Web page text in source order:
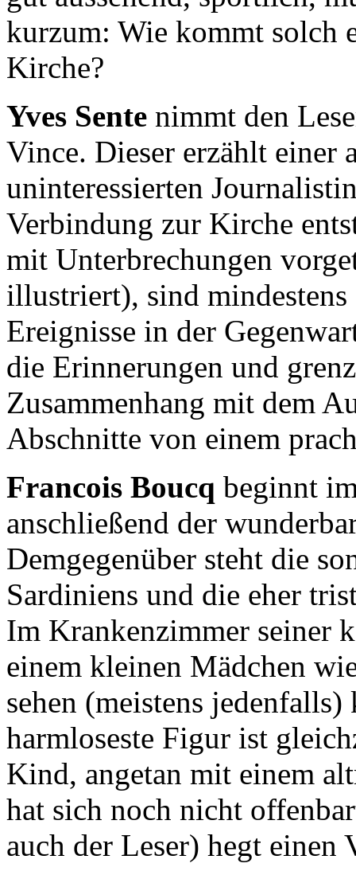
kurzum: Wie kommt solch
Kirche?
Yves Sente nimmt den
Vince. Dieser erzählt einer
uninteressierten
Verbindung zur Kirche
mit Unterbrechungen
illustriert), sind mindestens
Ereignisse in der
die Erinnerungen und
Zusammenhang mit dem
Abschnitte von einem
Francois Boucq beginnt
anschließend der
Demgegenüber steht die
Sardiniens und die eher
Im Krankenzimmer seiner
einem kleinen Mädchen
sehen (meistens
harmloseste Figur ist
Kind, angetan mit einem
hat sich noch nicht
auch der Leser) hegt einen